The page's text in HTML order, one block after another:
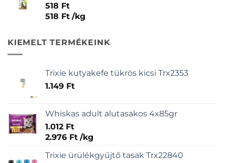
518 Ft
518 Ft /kg
KIEMELT TERMÉKEINK
Trixie kutyakefe tükrös kicsi Trx2353
1.149 Ft
Whiskas adult alutasakos 4x85gr
1.012 Ft
2.976 Ft /kg
Trixie ürülékgyűjtő tasak Trx22840